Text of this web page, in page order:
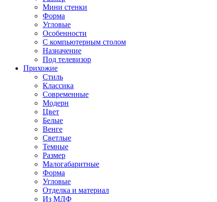
Мини стенки
Форма
Угловые
Особенности
С компьютерным столом
Назначение
Под телевизор
Прихожие
Стиль
Классика
Современные
Модерн
Цвет
Белые
Венге
Светлые
Темные
Размер
Малогабаритные
Форма
Угловые
Отделка и материал
Из МДФ